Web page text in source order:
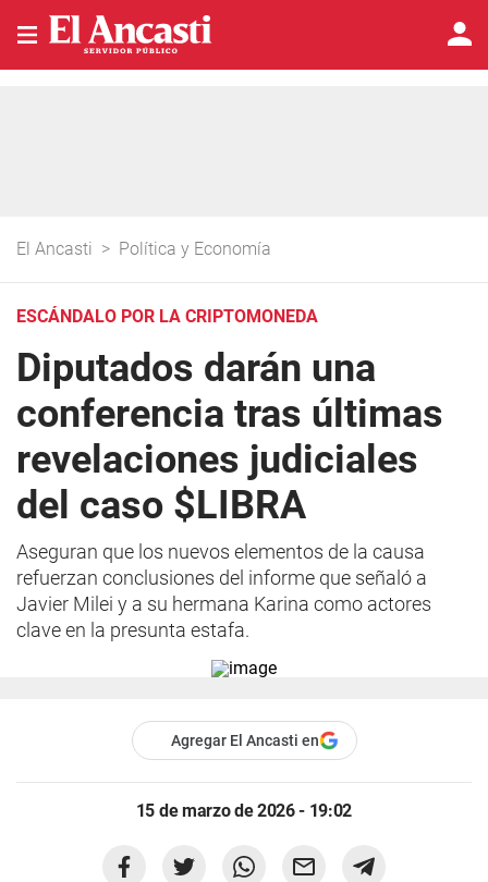
El Ancasti > Política y Economía
ESCÁNDALO POR LA CRIPTOMONEDA
Diputados darán una
conferencia tras últimas
revelaciones judiciales
del caso $LIBRA
Aseguran que los nuevos elementos de la causa
refuerzan conclusiones del informe que señaló a
Javier Milei y a su hermana Karina como actores
clave en la presunta estafa.
Agregar El Ancasti en
15 de marzo de 2026 - 19:02